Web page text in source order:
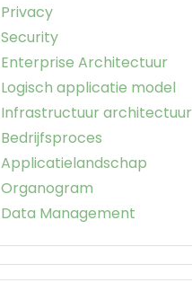
Privacy
Security
Enterprise Architectuur
Logisch applicatie model
Infrastructuur architectuur
Bedrijfsproces
Applicatielandschap
Organogram
Data Management